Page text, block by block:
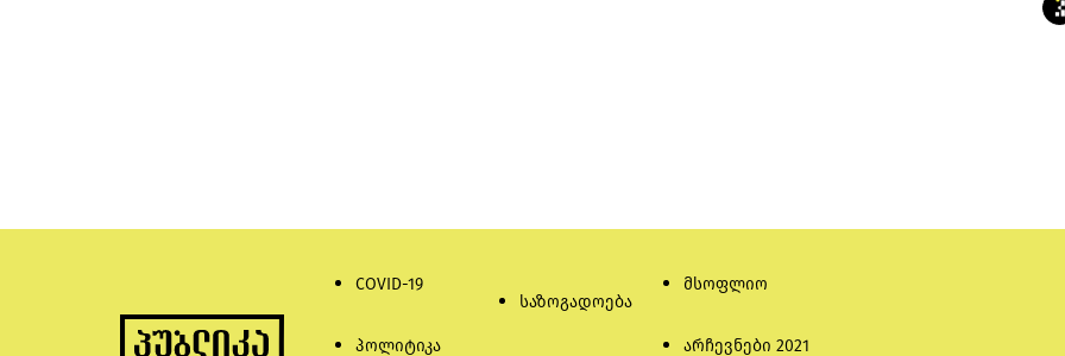
COVID-19
პოლიტიკა
საზოგადოება
მსოფლიო
არჩევნები 2021